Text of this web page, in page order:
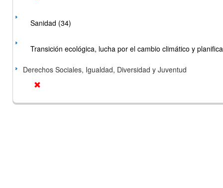
Sanidad (34)
Transición ecológica, lucha por el cambio climático y
Derechos Sociales, Igualdad, Diversidad y Juventud